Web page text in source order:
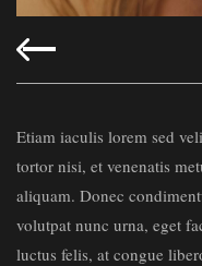
Etiam iaculis lorem sed
tortor nisi, et venenatis
aliquam. Donec
volutpat nunc urna, eget
luctus felis, at congue